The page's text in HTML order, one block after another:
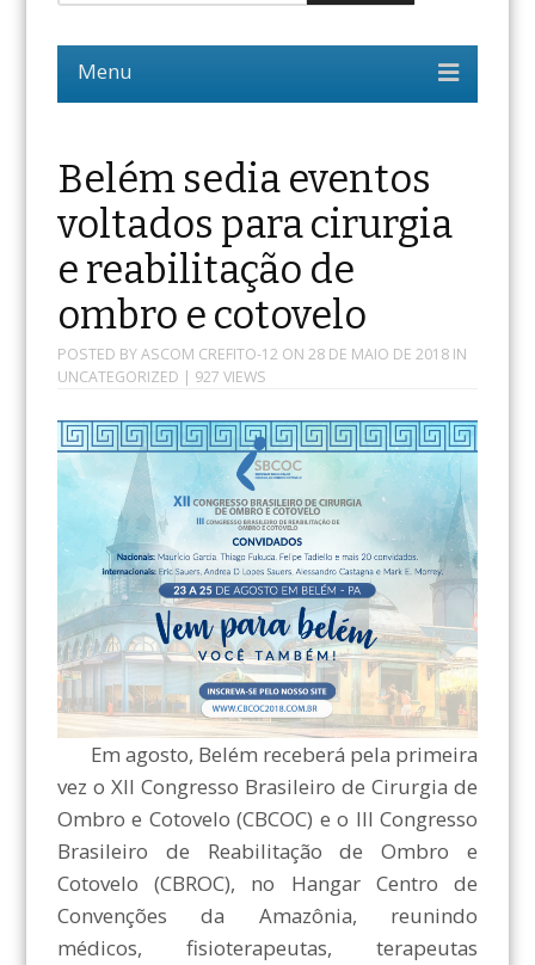
Belém sedia eventos
voltados para cirurgia
e reabilitação de
ombro e cotovelo
POSTED BYASCOM CREFITO-12 ON 28 DE MAIO DE 2018IN
UNCATEGORIZED | 927 VIEWS
Em agosto, Belém receberá pela primeira
vez o XII Congresso Brasileiro de Cirurgia de
Ombro e Cotovelo (CBCOC) e o III Congresso
Brasileiro de Reabilitação de Ombro e
Cotovelo (CBROC), no Hangar Centro de
Convenções da Amazônia, reunindo
médicos, fisioterapeutas, terapeutas